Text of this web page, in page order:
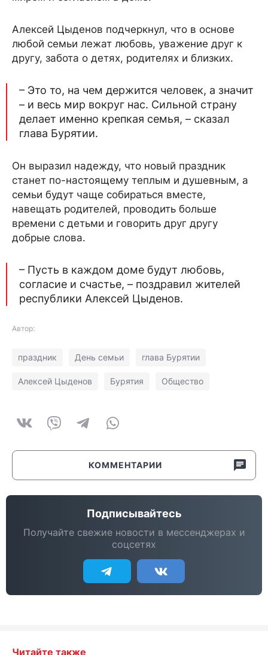
Алексей Цыденов подчеркнул, что в основе
любой семьи лежат любовь, уважение друг к
другу, забота о детях, родителях и близких.
– Это то, на чем держится человек, а значит
– и весь мир вокруг нас. Сильной страну
делает именно крепкая семья, – сказал
глава Бурятии.
Он выразил надежду, что новый праздник
станет по-настоящему теплым и душевным, а
семьи будут чаще собираться вместе,
навещать родителей, проводить больше
времени с детьми и говорить друг другу
добрые слова.
– Пусть в каждом доме будут любовь,
согласие и счастье, – поздравил жителей
республики Алексей Цыденов.
Автор:
праздник День семьи глава Бурятии
Алексей Цыденов Бурятия Общество
КОММЕНТАРИИ
Подписывайтесь
Получайте свежие новости в мессенджерах и
соцсетях
Читайте также